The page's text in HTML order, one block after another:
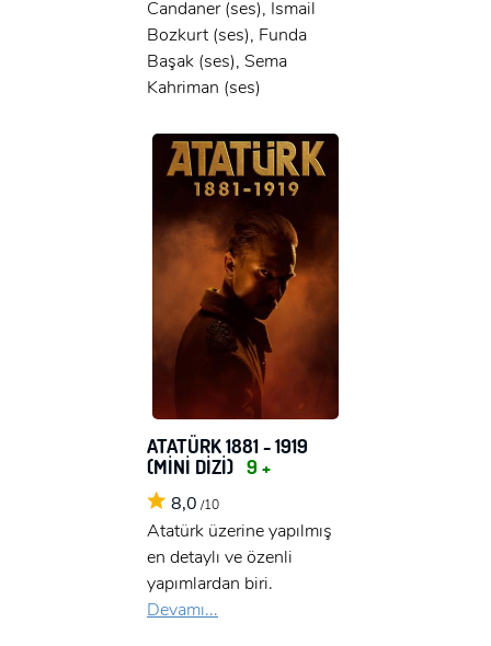
GIRIŞ YAP
E-Posta:
Beni Hatırla
GIRIŞ
Ad Soyad:
E-Posta:
Şifre:
ÜYE OL
Candaner (ses), İsmail
Bozkurt (ses), Funda
Başak (ses), Sema
Kahriman (ses)
ATATÜRK 1881 - 1919
(MINI DIZI) 9 +
8,0 /10
Atatürk üzerine yapılmış
en detaylı ve özenli
yapımlardan biri.
Devamı...